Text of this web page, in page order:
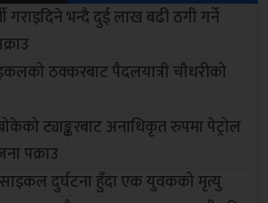
गराइदिने भन्दै दुई लाख बढी ठगी गर्ने
ठक्करबाट पैदलयात्री चौधरीको
ट्याङ्करबाट अनाधिकृत रुपमा पेट्रोल
पक्राउ
दुर्घटना हुँदा एक युवकको मृत्यु